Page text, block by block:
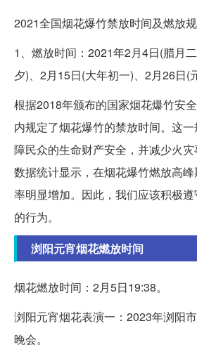
2021全国烟花爆竹禁放时间及燃放规
1、燃放时间：2021年2月4日(腊月
夕)、2月15日(大年初一)、2月26日(
根据2018年颁布的国家烟花爆竹安
内规定了烟花爆竹的禁放时间。这
障民众的生命财产安全，并减少火
数据统计显示，在烟花爆竹燃放高
率明显增加。因此，我们应该积极
的行为。
浏阳元宵烟花燃放时间
烟花燃放时间：2月5日19:38。
浏阳元宵烟花表演一：2023年浏阳
晚会。